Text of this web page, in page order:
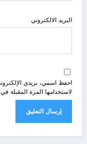
البريد الالكتروني
احفظ اسمي، بريدي
لاستخدامها المرة المقبلة